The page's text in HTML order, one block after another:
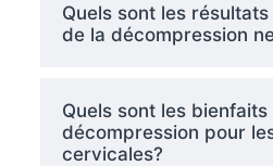
Quels sont les
de la décompression
Quels sont les bienfaits
décompression pour
cervicales?